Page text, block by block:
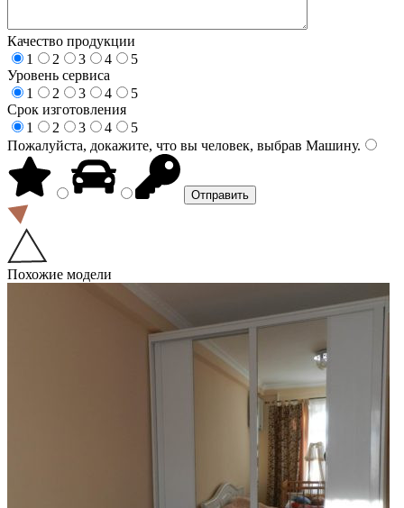
Качество продукции
1
2 3 4
5
Уровень сервиса
1
2 3 4
5
Срок изготовления
1
2 3 4
5
Пожалуйста, докажите, что вы человек, выбрав Машину.
Похожие модели